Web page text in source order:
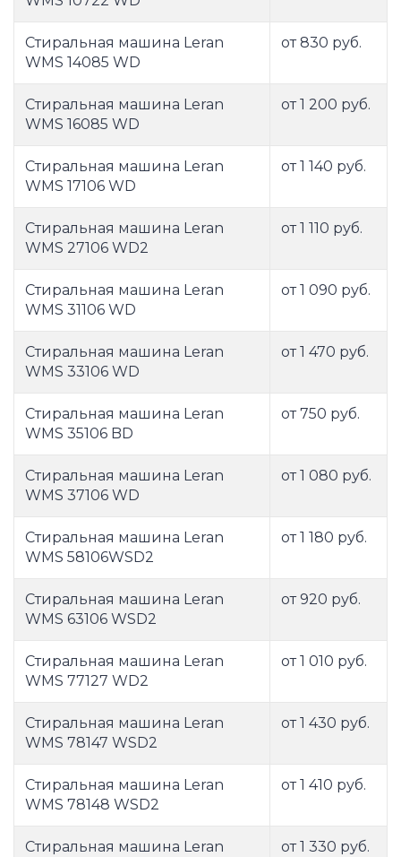
Стиральная машина Leran
WMS 14085 WD
от 830 руб.
Стиральная машина Leran
WMS 16085 WD
от 1 200 руб.
Стиральная машина Leran
WMS 17106 WD
от 1 140 руб.
Стиральная машина Leran
WMS 27106 WD2
от 1 110 руб.
Стиральная машина Leran
WMS 31106 WD
от 1 090 руб.
Стиральная машина Leran
WMS 33106 WD
от 1 470 руб.
Стиральная машина Leran
WMS 35106 BD
от 750 руб.
Стиральная машина Leran
WMS 37106 WD
от 1 080 руб.
Стиральная машина Leran
WMS 58106WSD2
от 1 180 руб.
Стиральная машина Leran
WMS 63106 WSD2
от 920 руб.
Стиральная машина Leran
WMS 77127 WD2
от 1 010 руб.
Стиральная машина Leran
WMS 78147 WSD2
от 1 430 руб.
Стиральная машина Leran
WMS 78148 WSD2
от 1 410 руб.
Стиральная машина Leran
от 1 330 руб.